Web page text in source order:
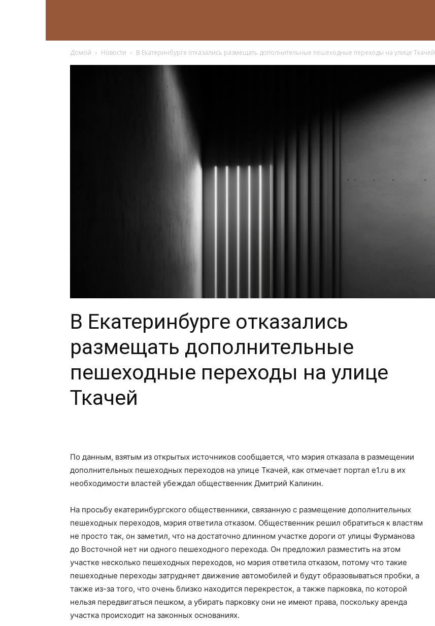
Домой Новости В Екатеринбурге отказались размещать дополнительные пешеходные переходы на улице Ткачей
В Екатеринбурге отказались
размещать дополнительные
пешеходные переходы на улице
Ткачей
По данным, взятым из открытых источников сообщается, что мэрия отказала в размещении
дополнительных пешеходных переходов на улице Ткачей, как отмечает портал e1.ru в их
необходимости властей убеждал общественник Дмитрий Калинин.
На просьбу екатеринбургского общественники, связанную с размещение дополнительных
пешеходных переходов, мэрия ответила отказом. Общественник решил обратиться к властям
не просто так, он заметил, что на достаточно длинном участке дороги от улицы Фурманова
до Восточной нет ни одного пешеходного перехода. Он предложил разместить на этом
участке несколько пешеходных переходов, но мэрия ответила отказом, потому что такие
пешеходные переходы затрудняет движение автомобилей и будут образовываться пробки, а
также из-за того, что очень близко находится перекресток, а также парковка, по которой
нельзя передвигаться пешком, а убирать парковку они не имеют права, поскольку аренда
участка происходит на законных основаниях.